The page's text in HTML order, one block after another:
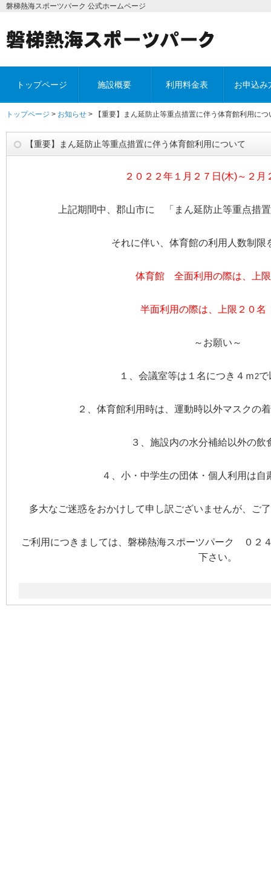
磐梯熱海スポーツパーク 公式ホームページ
トップページ 施設概要 利用料金表 お申込み
トップページ > お知らせ > 【重要】まん延防止等重点措置に伴う体育館利用につ
【重要】まん延防止等重点措置に伴う体育館利用について
２０２２年１月２７日(木)～２月
上記期間中、郡山市に 「まん延防止等重点措
それに伴い、体育館の利用人数制限
体育館 全面利用の際は、上
半面利用の際は、上限２０名
～お願い～
１、会議室等は１名につき４ｍ2で
２、体育館利用時は、運動時以外マスクの
３、施設内の水分補給以外の飲
４、小・中学生の団体・個人利用は自
多大なご迷惑をおかけして申し訳ございませんが、ご
ご利用につきましては、磐梯熱海スポーツパーク ０２
下さい。